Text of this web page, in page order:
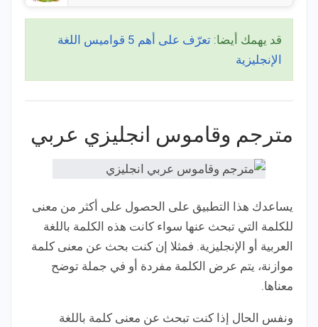
قد يهمك أيضا:
تعرّف على أهم 5 قواميس اللغة
الإنجليزية
مترجم وقاموس انجليزي عربي
يساعدك هذا التطبيق على الحصول على أكثر من معنى
للكلمة التي تبحث عنها سواء كانت هذه الكلمة باللغة
العربية أو الإنجليزية. فمثلا إن كنت بحث عن معنى كلمة
موازنة، يتم عرض الكلمة مفردة أو في جملة توضح
معناها.
ونفس الحال إذا كنت تبحث عن معنى كلمة باللغة